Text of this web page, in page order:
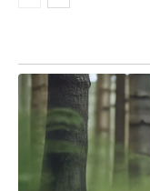
2015 a 2018
estava na
No ano
nove ex-
manifesto de